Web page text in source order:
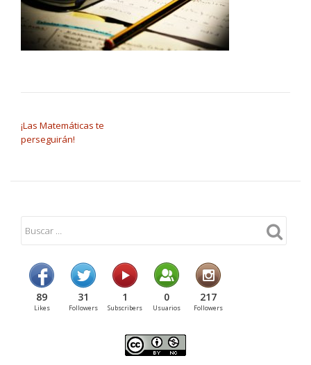
¡Las Matemáticas te
perseguirán!
89
Likes
31
Followers
1
Subscribers
0
Usuarios
217
Followers